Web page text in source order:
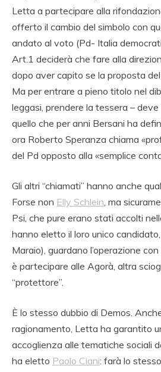
Letta a partecipare alla
offerto il cambio del simbolo con
andato al voto (Pd- Italia
Art.1 deciderà che fare alla
dopo aver capito se la proposta
Ma per entrare a pieno titolo nel
leggasi, prendere la tessera –
quello che per anni Bersani ha
ora Roberto Speranza chiama
del Pd opposto alla «semplice
Gli altri “chiamati” hanno anche
Forse non Elly Schlein, ma
Psi, che pure erano stati accolti
hanno eletto il loro unico
Maraio), guardano l’operazione
è partecipare alle Agorà, altra
“protettore”.
È lo stesso dubbio di Demos.
ragionamento, Letta ha garantito
accoglienza alle tematiche sociali
ha eletto Paolo Ciani: farà lo